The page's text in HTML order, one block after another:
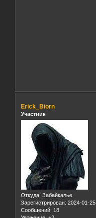
Erick_Biorn
Участник
Откуда: Забайкалье
Зарегистрирован: 2024-01-25
Сообщений: 18